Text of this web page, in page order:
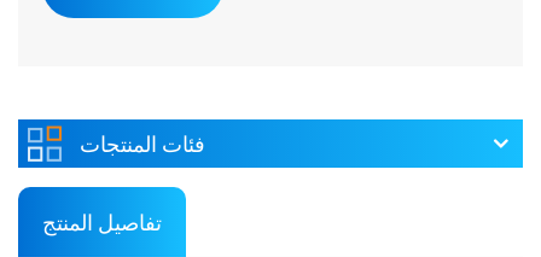
فئات المنتجات
تفاصيل المنتج